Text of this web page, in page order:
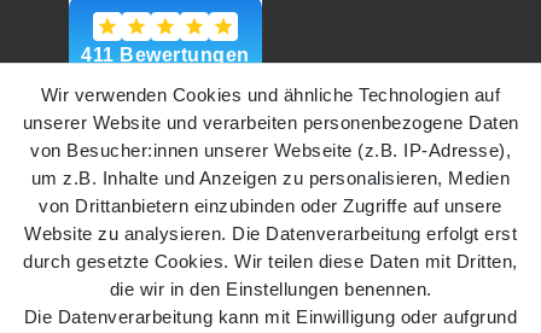
Wir verwenden Cookies und ähnliche Technologien auf
unserer Website und verarbeiten personenbezogene Daten
von Besucher:innen unserer Webseite (z.B. IP-Adresse),
um z.B. Inhalte und Anzeigen zu personalisieren, Medien
von Drittanbietern einzubinden oder Zugriffe auf unsere
Website zu analysieren. Die Datenverarbeitung erfolgt erst
durch gesetzte Cookies. Wir teilen diese Daten mit Dritten,
die wir in den Einstellungen benennen.
Die Datenverarbeitung kann mit Einwilligung oder aufgrund